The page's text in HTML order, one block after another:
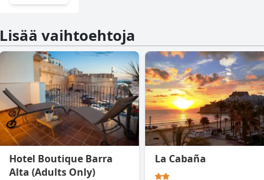
Lisää vaihtoehtoja
Hotel Boutique Barra
Alta (Adults Only)
La Cabaña